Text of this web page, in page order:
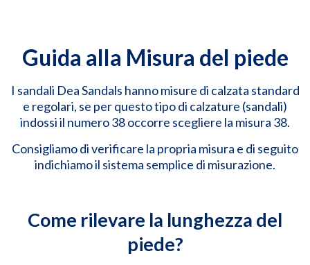
Guida alla Misura del piede
I sandali Dea Sandals hanno misure di calzata standard
e regolari, se per questo tipo di calzature (sandali)
indossi il numero 38 occorre scegliere la misura 38.
Consigliamo di verificare la propria misura e di seguito
indichiamo il sistema semplice di misurazione.
Come rilevare la lunghezza del
piede?